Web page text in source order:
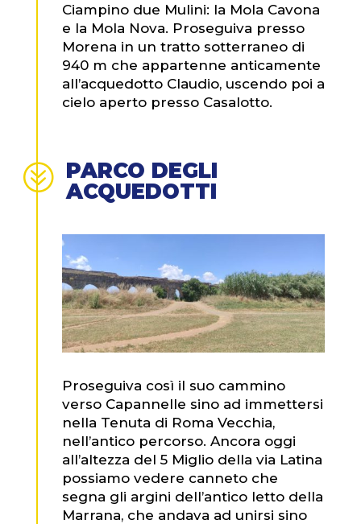
Ciampino due Mulini: la Mola Cavona
e la Mola Nova. Proseguiva presso
Morena in un tratto sotterraneo di
940 m che appartenne anticamente
all’acquedotto Claudio, uscendo poi a
cielo aperto presso Casalotto.
? PARCO DEGLI
ACQUEDOTTI
Proseguiva così il suo cammino
verso Capannelle sino ad immettersi
nella Tenuta di Roma Vecchia,
nell’antico percorso. Ancora oggi
all’altezza del 5 Miglio della via Latina
possiamo vedere canneto che
segna gli argini dell’antico letto della
Marrana, che andava ad unirsi sino